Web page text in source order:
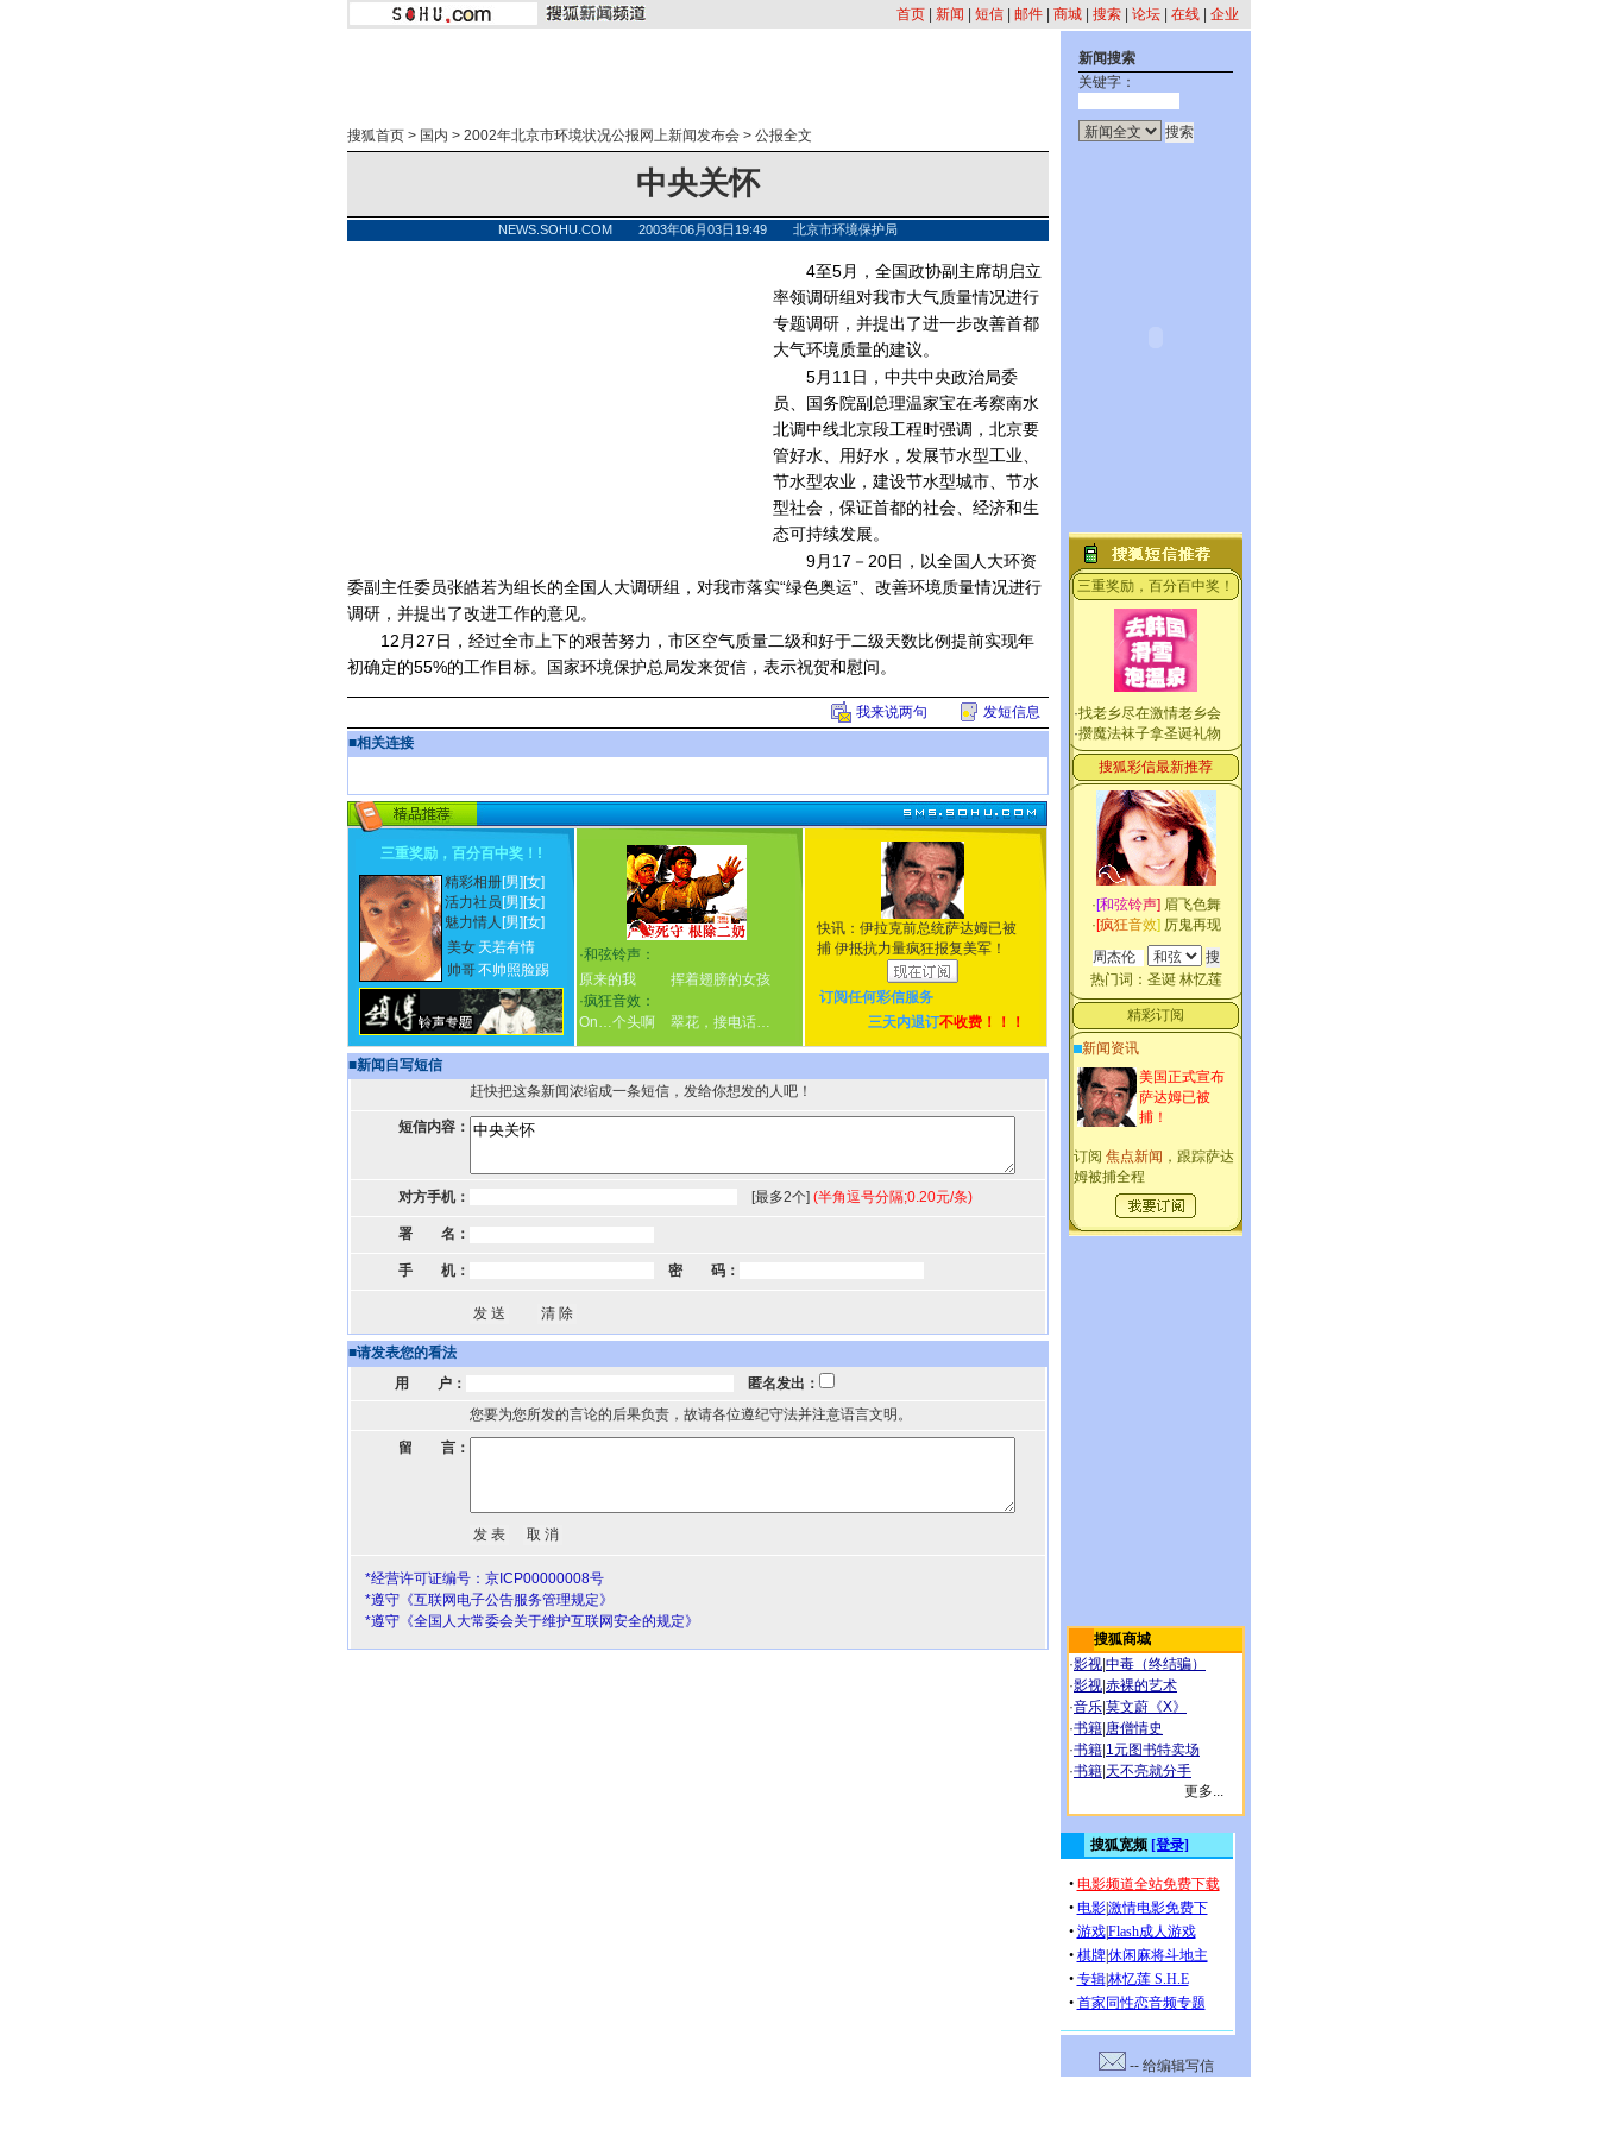
首页 新闻 短信 邮件 商城 搜索 论坛 在线 企业
搜狐首页 > 国内 > 2002年北京市环境状况公报网上新闻发布会 > 公报全文
中央关怀
NEWS.SOHU.COM 2003年06月03日19:49 北京市环境保护局
4至5月，全国政协副主席胡启立
率领调研组对我市大气质量情况进行
专题调研，并提出了进一步改善首都
大气环境质量的建议。
5月11日，中共中央政治局委
员、国务院副总理温家宝在考察南水
北调中线北京段工程时强调，北京要
管好水、用好水，发展节水型工业、
节水型农业，建设节水型城市、节水
型社会，保证首都的社会、经济和生
态可持续发展。
9月17－20日，以全国人大环资
委副主任委员张皓若为组长的全国人大调研组，对我市落实“绿色奥运”、改善环境质量情况进行
调研，并提出了改进工作的意见。
12月27日，经过全市上下的艰苦努力，市区空气质量二级和好于二级天数比例提前实现年
初确定的55%的工作目标。国家环境保护总局发来贺信，表示祝贺和慰问。
我来说两句
发短信息
■相关连接
三重奖励，百分百中奖！ !
精彩相册[男] [女]
活力社员 [男] [女]
魅力情人 [男] [女]
美女 天若有情
帅哥不帅照脸踢
·和弦铃声：
原来的我
挥着翅膀的女孩
·疯狂音效：
On…个头啊
翠花，接电话…
快讯：伊拉克前总统萨达姆已被
捕 伊抵抗力量疯狂报复美军！
订阅任何彩信服务
三天内退订不收费！！！
■新闻自写短信
赶快把这条新闻浓缩成一条短信，发给你想发的人吧！
短信内容：
对方手机： [最多2个] (半角逗号分隔;0.20元/条)
署 名：
手 机： 密 码：
■请发表您的看法
用 户：
匿名发出：
您要为您所发的言论的后果负责，故请各位遵纪守法并注意语言文明。
留 言：
*经营许可证编号：京ICP00000008号
*遵守《互联网电子公告服务管理规定》
*遵守《全国人大常委会关于维护互联网安全的规定》
新闻搜索
关键字：
三重奖励，百分百中奖！
·找老乡尽在激情老乡会
·攒魔法袜子拿圣诞礼物
搜狐彩信最新推荐
·[和弦铃声] 眉飞色舞
·[疯狂音效] 厉鬼再现
热门词： 圣诞 林忆莲
精彩订阅
新闻资讯
美国正式宣布
萨达姆已被
捕！
订阅 焦点新闻 ，跟踪萨达
姆被捕全程
搜狐商城
·影视 中毒（终结骗）
·影视 赤裸的艺术
·音乐 莫文蔚《X》
·书籍 唐僧情史
·书籍 1元图书特卖场
·书籍 天不亮就分手
更多...
-- 给编辑写信